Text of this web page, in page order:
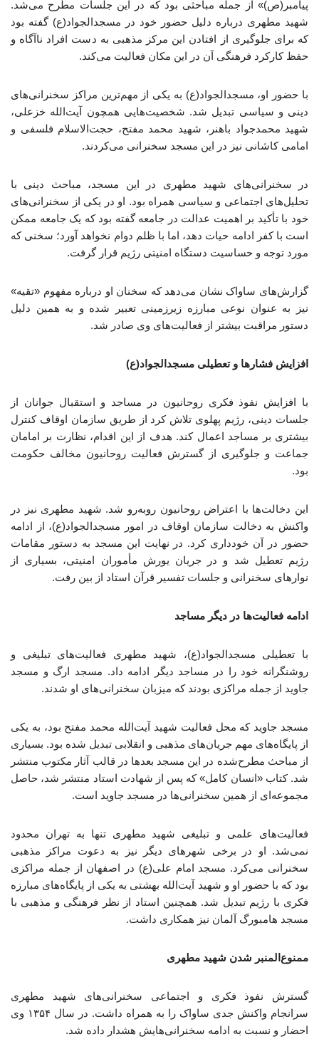
پیامبر(ص)» از جمله مباحثی بود که در این جلسات مطرح می‌شد.
شهید مطهری درباره دلیل حضور خود در مسجدالجواد(ع) گفته بود
که برای جلوگیری از افتادن این مرکز مذهبی به دست افراد ناآگاه و
حفظ کارکرد فرهنگی آن در این مکان فعالیت می‌کند.
با حضور او، مسجدالجواد(ع) به یکی از مهم‌ترین مراکز سخنرانی‌های
دینی و سیاسی تبدیل شد. شخصیت‌هایی همچون آیت‌الله خزعلی،
شهید محمدجواد باهنر، شهید محمد مفتح، حجت‌الاسلام فلسفی و
امامی کاشانی نیز در این مسجد سخنرانی می‌کردند.
در سخنرانی‌های شهید مطهری در این مسجد، مباحث دینی با
تحلیل‌های اجتماعی و سیاسی همراه بود. او در یکی از سخنرانی‌های
خود با تأکید بر اهمیت عدالت در جامعه گفته بود که یک جامعه ممکن
است با کفر ادامه حیات دهد، اما با ظلم دوام نخواهد آورد؛ سخنی که
مورد توجه و حساسیت دستگاه امنیتی رژیم قرار گرفت.
گزارش‌های ساواک نشان می‌دهد که سخنان او درباره مفهوم «تقیه»
نیز به عنوان نوعی مبارزه زیرزمینی تعبیر شده و به همین دلیل
دستور مراقبت بیشتر از فعالیت‌های وی صادر شد.
افزایش فشارها و تعطیلی مسجدالجواد(ع)
با افزایش نفوذ فکری روحانیون در مساجد و استقبال جوانان از
جلسات دینی، رژیم پهلوی تلاش کرد از طریق سازمان اوقاف کنترل
بیشتری بر مساجد اعمال کند. هدف از این اقدام، نظارت بر امامان
جماعت و جلوگیری از گسترش فعالیت روحانیون مخالف حکومت
بود.
این دخالت‌ها با اعتراض روحانیون روبه‌رو شد. شهید مطهری نیز در
واکنش به دخالت سازمان اوقاف در امور مسجدالجواد(ع)، از ادامه
حضور در آن خودداری کرد. در نهایت این مسجد به دستور مقامات
رژیم تعطیل شد و در جریان یورش مأموران امنیتی، بسیاری از
نوارهای سخنرانی و جلسات تفسیر قرآن استاد از بین رفت.
ادامه فعالیت‌ها در دیگر مساجد
با تعطیلی مسجدالجواد(ع)، شهید مطهری فعالیت‌های تبلیغی و
روشنگرانه خود را در مساجد دیگر ادامه داد. مسجد ارگ و مسجد
جاوید از جمله مراکزی بودند که میزبان سخنرانی‌های او شدند.
مسجد جاوید که محل فعالیت شهید آیت‌الله محمد مفتح بود، به یکی
از پایگاه‌های مهم جریان‌های مذهبی و انقلابی تبدیل شده بود. بسیاری
از مباحث مطرح‌شده در این مسجد بعدها در قالب آثار مکتوب منتشر
شد. کتاب «انسان کامل» که پس از شهادت استاد منتشر شد، حاصل
مجموعه‌ای از همین سخنرانی‌ها در مسجد جاوید است.
فعالیت‌های علمی و تبلیغی شهید مطهری تنها به تهران محدود
نمی‌شد. او در برخی شهرهای دیگر نیز به دعوت مراکز مذهبی
سخنرانی می‌کرد. مسجد امام علی(ع) در اصفهان از جمله مراکزی
بود که با حضور او و شهید آیت‌الله بهشتی به یکی از پایگاه‌های مبارزه
فکری با رژیم تبدیل شد. همچنین استاد از نظر فرهنگی و مذهبی با
مسجد هامبورگ آلمان نیز همکاری داشت.
ممنوع‌المنبر شدن شهید مطهری
گسترش نفوذ فکری و اجتماعی سخنرانی‌های شهید مطهری
سرانجام واکنش جدی ساواک را به همراه داشت. در سال ۱۳۵۴ وی
احضار و نسبت به ادامه سخنرانی‌هایش هشدار داده شد.